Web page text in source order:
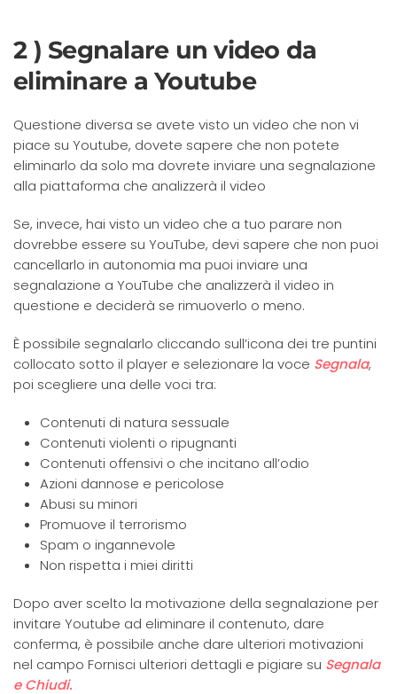
2 ) Segnalare un video da
eliminare a Youtube
Questione diversa se avete visto un video che non vi
piace su Youtube, dovete sapere che non potete
eliminarlo da solo ma dovrete inviare una segnalazione
alla piattaforma che analizzerà il video
Se, invece, hai visto un video che a tuo parare non
dovrebbe essere su YouTube, devi sapere che non puoi
cancellarlo in autonomia ma puoi inviare una
segnalazione a YouTube che analizzerà il video in
questione e deciderà se rimuoverlo o meno.
È possibile segnalarlo cliccando sull’icona dei tre puntini
collocato sotto il player e selezionare la voce Segnala,
poi scegliere una delle voci tra:
Contenuti di natura sessuale
Contenuti violenti o ripugnanti
Contenuti offensivi o che incitano all’odio
Azioni dannose e pericolose
Abusi su minori
Promuove il terrorismo
Spam o ingannevole
Non rispetta i miei diritti
Dopo aver scelto la motivazione della segnalazione per
invitare Youtube ad eliminare il contenuto, dare
conferma, è possibile anche dare ulteriori motivazioni
nel campo Fornisci ulteriori dettagli e pigiare su Segnala
e Chiudi.